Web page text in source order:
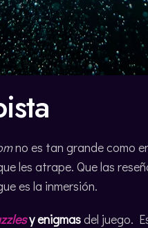
no es tan grande como
les atrape. Que las
es la inmersión.
y enigmasdel juego.